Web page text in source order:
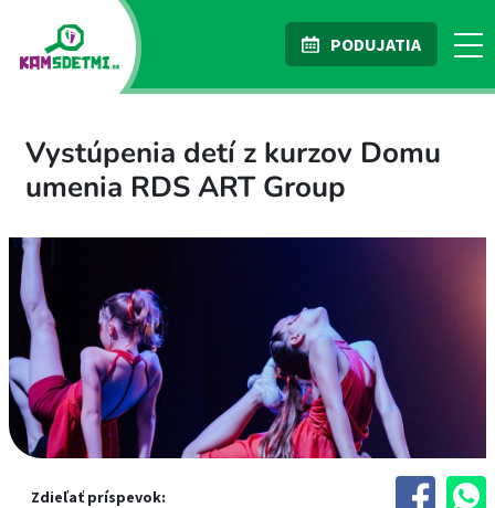
PODUJATIA
Vystúpenia detí z kurzov Domu
umenia RDS ART Group
Zdieľať príspevok: